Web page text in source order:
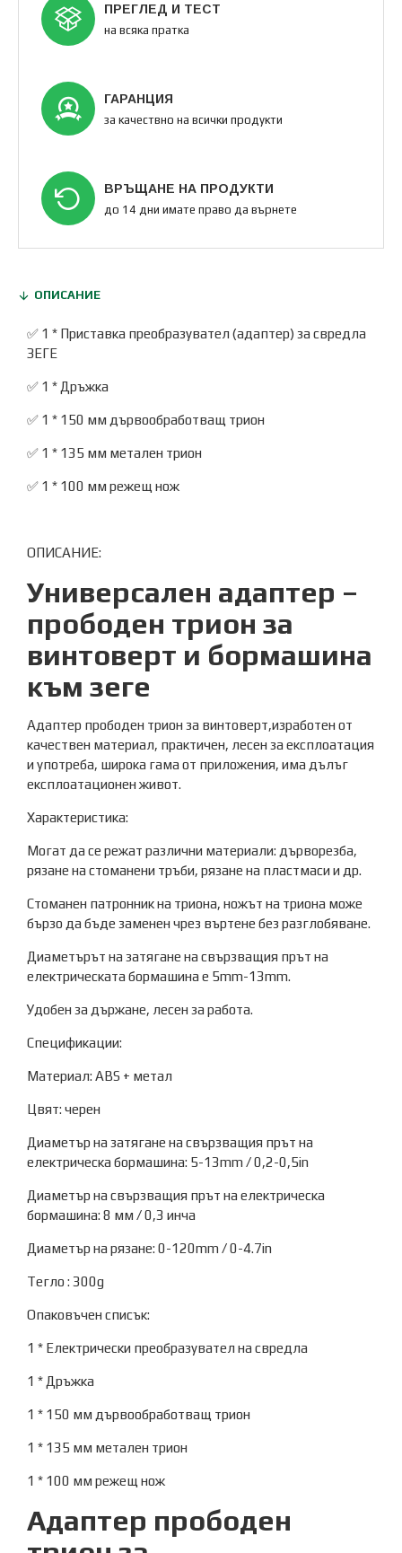
ПРЕГЛЕД И ТЕСТ
на всяка пратка
ГАРАНЦИЯ
за качествно на всички продукти
ВРЪЩАНЕ НА ПРОДУКТИ
до 14 дни имате право да върнете
ОПИСАНИЕ
✅ 1 * Приставка преобразувател (адаптер) за свредла
ЗЕГЕ
✅ 1 * Дръжка
✅ 1 * 150 мм дървообработващ трион
✅ 1 * 135 мм метален трион
✅ 1 * 100 мм режещ нож
ОПИСАНИЕ:
Универсален адаптер –
прободен трион за
винтоверт и бормашина
към зеге
Адаптер прободен трион за винтоверт,изработен от
качествен материал, практичен, лесен за експлоатация
и употреба, широка гама от приложения, има дълъг
експлоатационен живот.
Характеристика:
Могат да се режат различни материали: дърворезба,
рязане на стоманени тръби, рязане на пластмаси и др.
Стоманен патронник на триона, ножът на триона може
бързо да бъде заменен чрез въртене без разглобяване.
Диаметърът на затягане на свързващия прът на
електрическата бормашина е 5mm-13mm.
Удобен за държане, лесен за работа.
Спецификации:
Материал: ABS + метал
Цвят: черен
Диаметър на затягане на свързващия прът на
електрическа бормашина: 5-13mm / 0,2-0,5in
Диаметър на свързващия прът на електрическа
бормашина: 8 мм / 0,3 инча
Диаметър на рязане: 0-120mm / 0-4.7in
Тегло : 300g
Опаковъчен списък:
1 * Електрически преобразувател на свредла
1 * Дръжка
1 * 150 мм дървообработващ трион
1 * 135 мм метален трион
1 * 100 мм режещ нож
Адаптер прободен